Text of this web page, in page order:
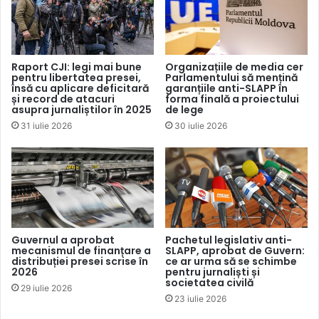
calomnie, jurnaliștii nu vor obține o imunitate totală pentru
că rămâne o cale alternativă de atacare a presei în instanță
– prin intermediul Legii privind libertatea de exprimare.
CJI precizează că necesitatea modificării cadrului legal în
vederea stopării practicilor ce subminează libertatea
presei vine în contextul „înrădăcinării practicilor de
contravențional (Calomnia) drept mijloc de intimidare a
jurnaliștilor, faptsemnalatde organizațiile
neguvernamentale de media de cel puțin trei ori în ultimii
doi ani”.
Cel mai recent caz vizează o hotărâre judecătoreascădin
26 iulie 2022, potrivit căreia proprietarul postului de
televiziune Jurnal TV, Val Butnaru, a fost amendat cu 4.500
de lei și privat de dreptul de a ocupa funcții de răspundere
Raport CJI: legi mai bune
pentru libertatea presei,
însă cu aplicare deficitară
și record de atacuri
asupra jurnaliștilor în 2025
31 iulie 2026
Organizațiile de media cer
Parlamentului să mențină
garanțiile anti-SLAPP în
forma finală a proiectului
de lege
30 iulie 2026
Guvernul a aprobat
mecanismul de finanțare a
distribuției presei scrise în
2026
29 iulie 2026
Pachetul legislativ anti-
SLAPP, aprobat de Guvern:
ce ar urma să se schimbe
pentru jurnaliști și
societatea civilă
23 iulie 2026